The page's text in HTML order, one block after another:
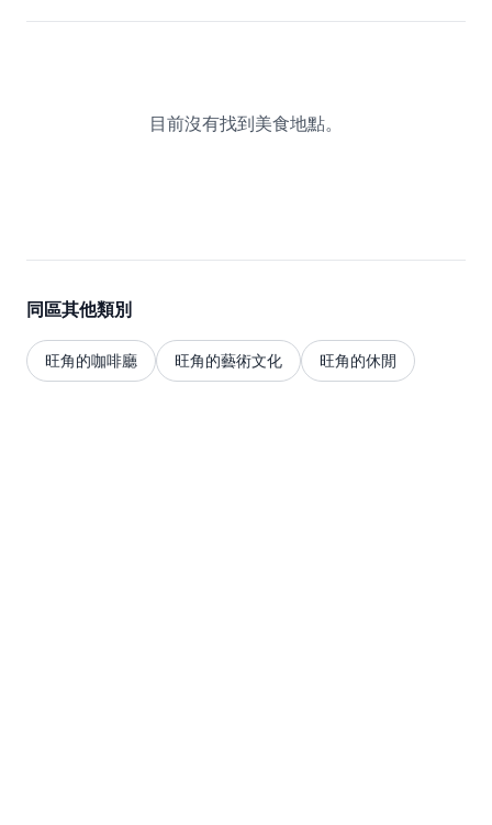
目前沒有找到美食地點。
同區其他類別
旺角的咖啡廳 旺角的藝術文化 旺角的休閒